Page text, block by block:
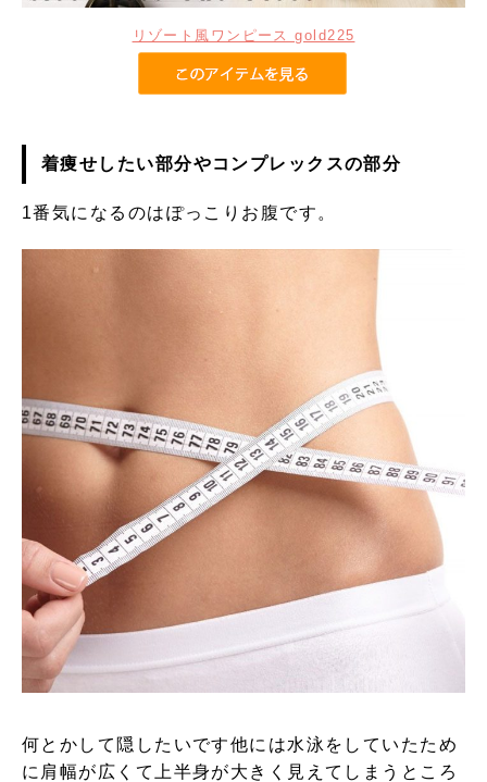
リゾート風ワンピース gold225
着痩せしたい部分やコンプレックスの部分
1番気になるのはぽっこりお腹です。
何とかして隠したいです他には水泳をしていたため
に肩幅が広くて上半身が大きく見えてしまうところ